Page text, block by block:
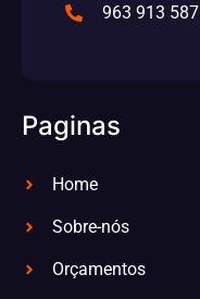
963 913 587
Paginas
Home
Sobre-nós
Orçamentos